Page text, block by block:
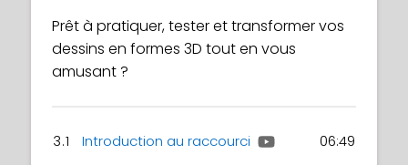
Prêt à pratiquer, tester et transformer vos
dessins en formes 3D tout en vous
amusant ?
3.1 Introduction au raccourci
06:49